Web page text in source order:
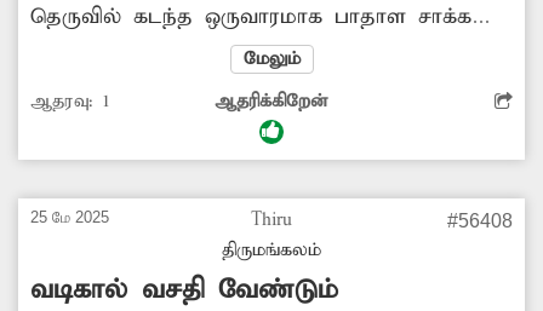
தெருவில் கடந்த ஒருவாரமாக பாதாள சாக்கடை
நீர் நிரம்பி தெரு முழுவதும் ஓடுகிறது. இதனால்
அந்த வழியாக செல்லும் பொதுமக்கள்
அவதிப்படுகிறார்கள். எனவே சம்பந்தப்பட்ட
அதிகாரிகள் இது குறித்து ந்டவடிக்கை
மேலும்
ஆதரவு: 1 ஆதரிக்கிறேன்
25 மே 2025
Thiru
திருமங்கலம்
#56408
வடிகால் வசதி வேண்டும்